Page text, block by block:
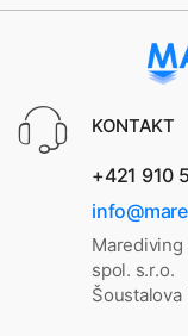
KONTAKT
+421 910
Marediving
spol. s.r.o.
Šoustalova